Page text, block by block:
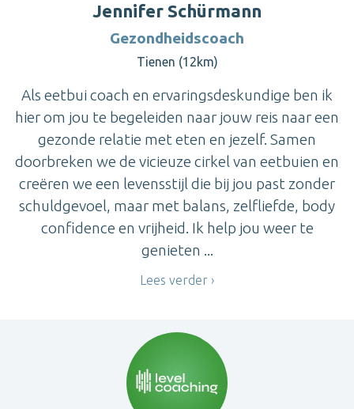
Jennifer Schürmann
Gezondheidscoach
Tienen (12km)
Als eetbui coach en ervaringsdeskundige ben ik
hier om jou te begeleiden naar jouw reis naar een
gezonde relatie met eten en jezelf. Samen
doorbreken we de vicieuze cirkel van eetbuien en
creëren we een levensstijl die bij jou past zonder
schuldgevoel, maar met balans, zelfliefde, body
confidence en vrijheid. Ik help jou weer te
genieten ...
Lees verder